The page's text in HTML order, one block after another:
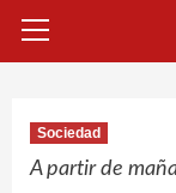
primario
Sociedad
A partir de